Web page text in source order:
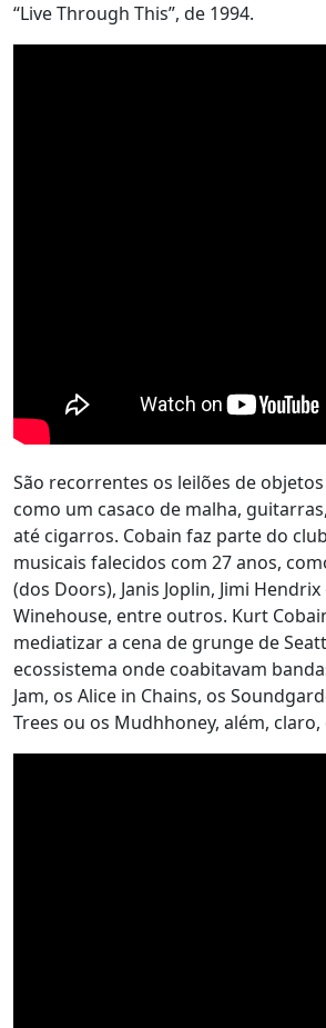
“Live Through This”, de 1994.
São recorrentes os leilões de
como um casaco de malha,
até cigarros. Cobain faz parte do
musicais falecidos com 27 anos,
(dos Doors), Janis Joplin, Jimi
Winehouse, entre outros. Kurt
mediatizar a cena de grunge de
ecossistema onde coabitavam
Jam, os Alice in Chains, os
Trees ou os Mudhhoney, além,